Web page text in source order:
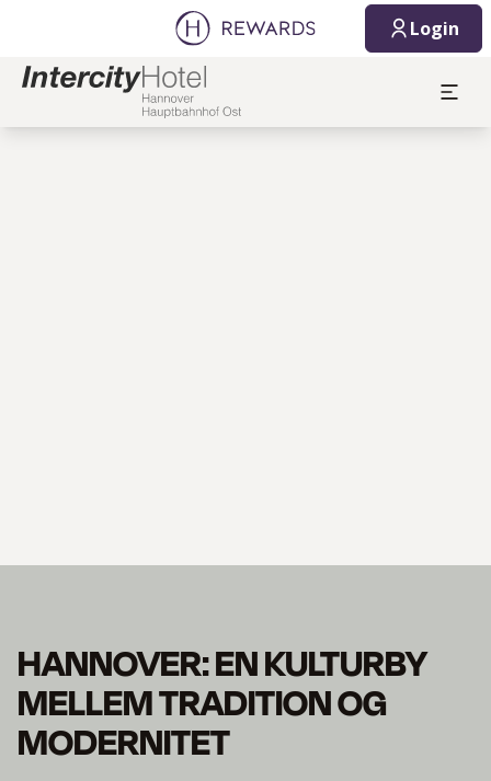
Login
HANNOVER: EN KULTURBY
MELLEM TRADITION OG
MODERNITET